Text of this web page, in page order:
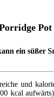
Pot
ein süßer
und
kcal